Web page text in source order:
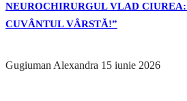
NEUROCHIRURGUL VLAD CIUREA:
CUVÂNTUL VÂRSTĂ!”
Gugiuman Alexandra 15 iunie 2026